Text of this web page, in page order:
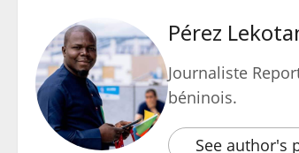
Pérez
Journaliste
béninois.
See author's